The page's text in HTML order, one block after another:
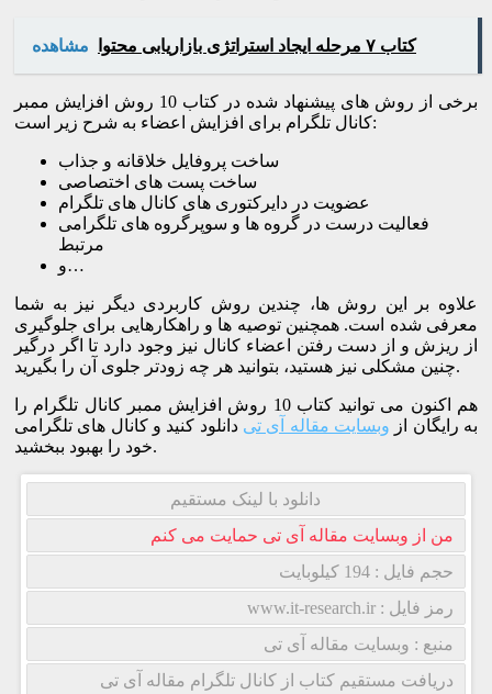
مشاهده کتاب ۷ مرحله ایجاد استراتژی بازاریابی محتوا
برخی از روش های پیشنهاد شده در کتاب 10 روش افزایش ممبر
کانال تلگرام برای افزایش اعضاء به شرح زیر است:
ساخت پروفایل خلاقانه و جذاب
ساخت پست های اختصاصی
عضویت در دایرکتوری های کانال های تلگرام
فعالیت درست در گروه ها و سوپرگروه های تلگرامی
مرتبط
و…
علاوه بر این روش ها، چندین روش کاربردی دیگر نیز به شما
معرفی شده است. همچنین توصیه ها و راهکارهایی برای جلوگیری
از ریزش و از دست رفتن اعضاء کانال نیز وجود دارد تا اگر درگیر
چنین مشکلی نیز هستید، بتوانید هر چه زودتر جلوی آن را بگیرید.
هم اکنون می توانید کتاب 10 روش افزایش ممبر کانال تلگرام را
به رایگان از وبسایت مقاله آی تی دانلود کنید و کانال های تلگرامی
خود را بهبود ببخشید.
دانلود با لینک مستقیم
من از وبسایت مقاله آی تی حمایت می کنم
حجم فایل : 194 کیلوبایت
رمز فایل : www.it-research.ir
منبع : وبسایت مقاله آی تی
دریافت مستقیم کتاب از کانال تلگرام مقاله آی تی